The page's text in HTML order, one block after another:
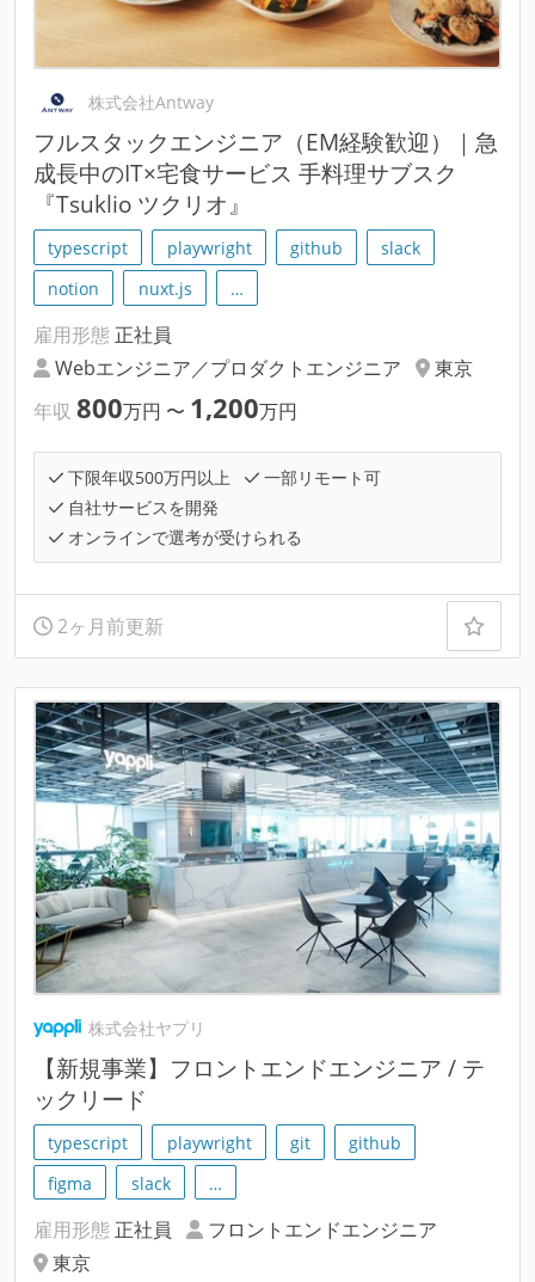
株式会社Antway
フルスタックエンジニア（EM経験歓迎）｜急
成長中のIT×宅食サービス 手料理サブスク
『Tsuklio ツクリオ』
typescript playwright github
slack
notion
nuxt.js …
雇用形態 正社員
Webエンジニア／プロダクトエンジニア
東京
年収 800万円 〜 1,200万円
下限年収500万円以上
一部リモート可
自社サービスを開発
オンラインで選考が受けられる
2ヶ月前更新
株式会社ヤプリ
【新規事業】フロントエンドエンジニア / テ
ックリード
typescript playwright git
github
figma
slack …
雇用形態 正社員
フロントエンドエンジニア
東京